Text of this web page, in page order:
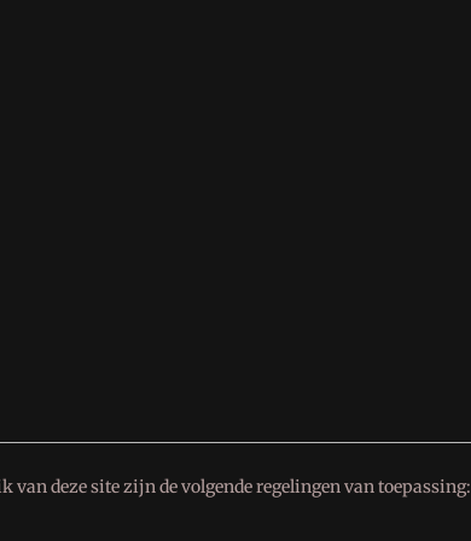
van deze site zijn de volgende regelingen van toepassing: